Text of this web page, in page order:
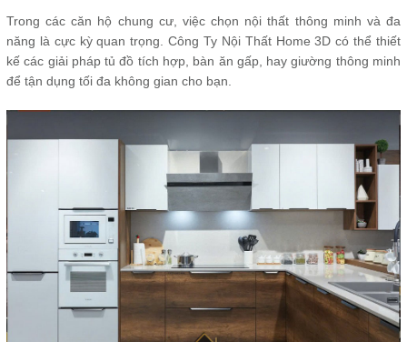
Trong các căn hộ chung cư, việc chọn nội thất thông minh và đa
năng là cực kỳ quan trọng. Công Ty Nội Thất Home 3D có thể thiết
kế các giải pháp tủ đồ tích hợp, bàn ăn gấp, hay giường thông minh
để tận dụng tối đa không gian cho bạn.